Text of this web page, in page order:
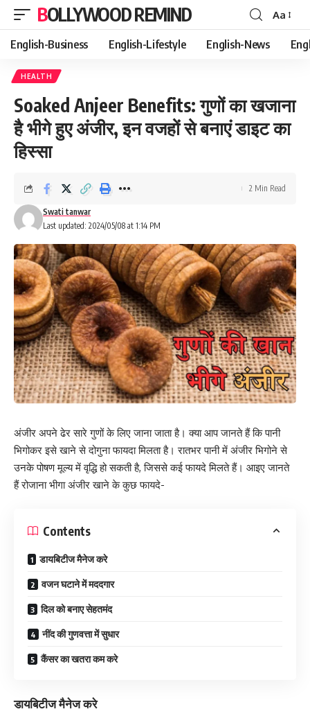
BOLLYWOOD REMIND
Font
Resizer
Aa
English-Business English-Lifestyle English-News
HEALTH
Soaked Anjeer Benefits: गुणों का खजाना
है भीगे हुए अंजीर, इन वजहों से बनाएं डाइट का
हिस्सा
Last updated: 2024/05/08 at 1:14 PM
Swati tanwar
2 Min Read
अंजीर अपने ढेर सारे गुणों के लिए जाना जाता है। क्या आप जानते हैं कि पानी
भिगोकर इसे खाने से दोगुना फायदा मिलता है। रातभर पानी में अंजीर भिगोने से
उनके पोषण मूल्य में वृद्धि हो सकती है, जिससे कई फायदे मिलते हैं। आइए जानते
हैं रोजाना भीगा अंजीर खाने के कुछ फायदे-
Contents
डायबिटीज मैनेज करे
​वजन घटाने में मददगार
दिल को बनाए सेहतमंद
नींद की गुणवत्ता में सुधार
​कैंसर का खतरा कम करे
डायबिटीज मैनेज करे